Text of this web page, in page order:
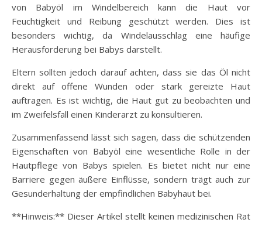
von Babyöl im Windelbereich kann die Haut vor
Feuchtigkeit und Reibung geschützt werden. Dies ist
besonders wichtig, da Windelausschlag eine häufige
Herausforderung bei Babys darstellt.
Eltern sollten jedoch darauf achten, dass sie das Öl nicht
direkt auf offene Wunden oder stark gereizte Haut
auftragen. Es ist wichtig, die Haut gut zu beobachten und
im Zweifelsfall einen Kinderarzt zu konsultieren.
Zusammenfassend lässt sich sagen, dass die schützenden
Eigenschaften von Babyöl eine wesentliche Rolle in der
Hautpflege von Babys spielen. Es bietet nicht nur eine
Barriere gegen äußere Einflüsse, sondern trägt auch zur
Gesunderhaltung der empfindlichen Babyhaut bei.
**Hinweis:** Dieser Artikel stellt keinen medizinischen Rat